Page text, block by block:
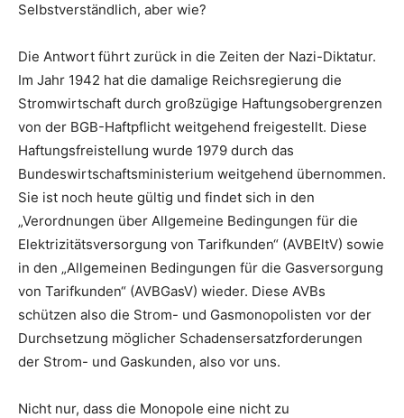
Selbstverständlich, aber wie?
Die Antwort führt zurück in die Zeiten der Nazi-Diktatur.
Im Jahr 1942 hat die damalige Reichsregierung die
Stromwirtschaft durch großzügige Haftungsobergrenzen
von der BGB-Haftpflicht weitgehend freigestellt. Diese
Haftungsfreistellung wurde 1979 durch das
Bundeswirtschaftsministerium weitgehend übernommen.
Sie ist noch heute gültig und findet sich in den
„Verordnungen über Allgemeine Bedingungen für die
Elektrizitätsversorgung von Tarifkunden“ (AVBEltV) sowie
in den „Allgemeinen Bedingungen für die Gasversorgung
von Tarifkunden“ (AVBGasV) wieder. Diese AVBs
schützen also die Strom- und Gasmonopolisten vor der
Durchsetzung möglicher Schadensersatzforderungen
der Strom- und Gaskunden, also vor uns.
Nicht nur, dass die Monopole eine nicht zu